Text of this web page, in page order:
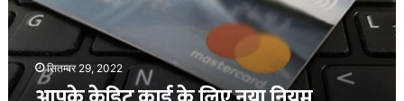
नियम
शनिवार
शुरू
हो
सितम्बर 29, 2022